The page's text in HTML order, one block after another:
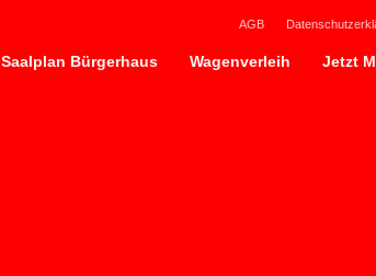
AGB
Saalplan Bürgerhaus Wagenverleih Jetzt